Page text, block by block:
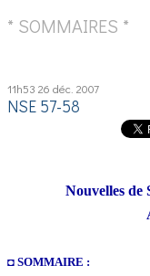
* SOMMAIRES *
11h53 26 déc. 2007
NSE 57-58
Nouvelles de
◘ SOMMAIRE :